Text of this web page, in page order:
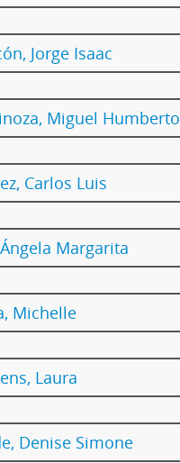
Jorge Isaac
Miguel Humberto
Carlos Luis
Margarita
Michelle
Laura
Denise Simone